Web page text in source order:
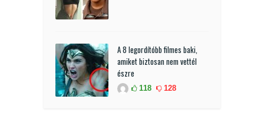
A 8 legordítóbb filmes baki,
amiket biztosan nem vettél
észre
118 128